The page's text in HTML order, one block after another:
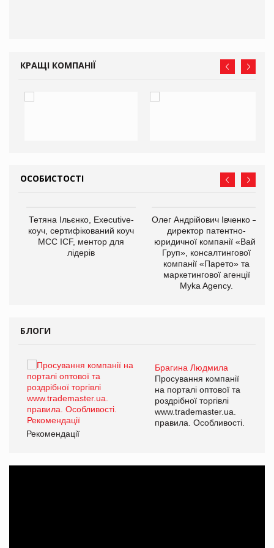
КРАЩІ КОМПАНІЇ
ОСОБИСТОСТІ
Тетяна Ільєнко, Executive-
коуч, сертифікований коуч
МСС ICF, ментор для
лідерів
Олег Андрійович Івченко —
директор патентно-
юридичної компанії «Вайз
Груп», консалтингової
компанії «Парето» та
маркетингової агенції
Myka Agency.
БЛОГИ
Брагина Людмила
Просування компанії
на порталі оптової та
роздрібної торгівлі
www.trademaster.ua.
правила. Особливості.
Рекомендації